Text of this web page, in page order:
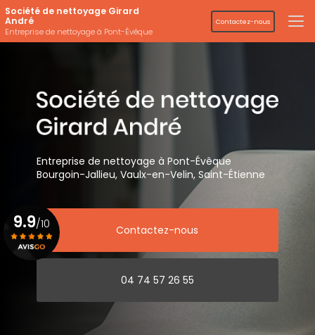
Aller
au
contenu
principal
Société de nettoyage Girard
André
Entreprise de nettoyage à Pont-Évêque
Contactez-nous
Entreprise de nettoyage à Pont-Évêque
Bourgoin-Jallieu, Vaulx-en-Velin, Saint-Étienne
Contactez-nous
04 74 57 26 55
9.9/10